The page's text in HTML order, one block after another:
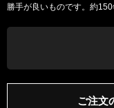
勝手が良いものです。約150
ご注文